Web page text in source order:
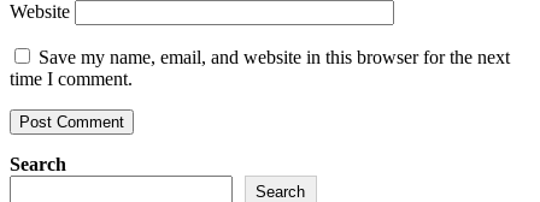
Website
Save my name, email, and website in this browser for the next
time I comment.
Search
Search